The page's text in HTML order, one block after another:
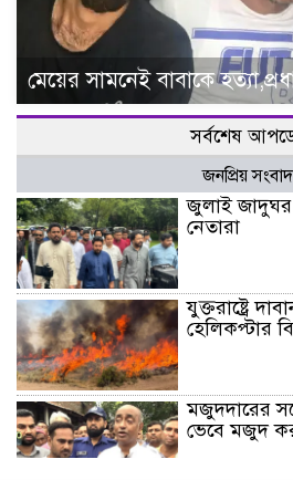
মেয়ের সামনেই বাবাকে
সর্বশেষ
জনপ্রিয় সংবাদ
জুলাই
নেতারা
যুক্তরাষ্ট্রে
হেলিকপ্টার
মজুদদারের
ভেবে মজুদ